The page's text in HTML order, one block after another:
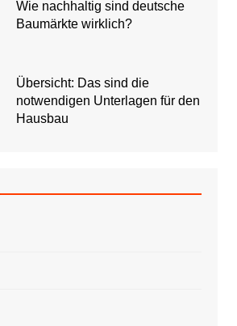
Wie nachhaltig sind deutsche
Baumärkte wirklich?
Übersicht: Das sind die
notwendigen Unterlagen für den
Hausbau